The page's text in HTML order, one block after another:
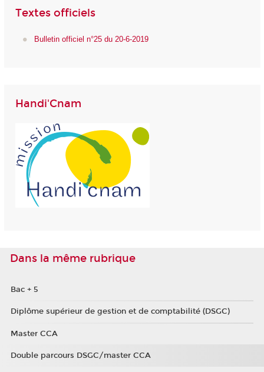
Textes officiels
Bulletin officiel n°25 du 20-6-2019
Handi'Cnam
Dans la même rubrique
Bac + 5
Diplôme supérieur de gestion et de comptabilité (DSGC)
Master CCA
Double parcours DSGC/master CCA